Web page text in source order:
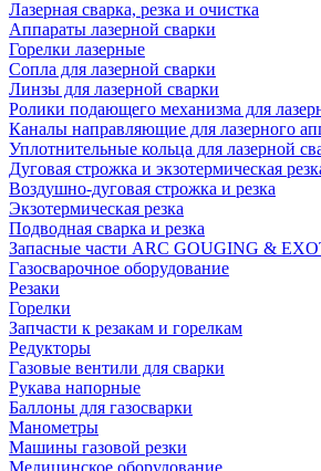
Лазерная сварка, резка и очистка
Аппараты лазерной сварки
Горелки лазерные
Сопла для лазерной сварки
Линзы для лазерной сварки
Ролики подающего механизма для
Каналы направляющие для лазерного
Уплотнительные кольца для лазерной
Дуговая строжка и экзотермическая
Воздушно-дуговая строжка и резка
Экзотермическая резка
Подводная сварка и резка
Запасные части ARC GOUGING &
Газосварочное оборудование
Резаки
Горелки
Запчасти к резакам и горелкам
Редукторы
Газовые вентили для сварки
Рукава напорные
Баллоны для газосварки
Манометры
Машины газовой резки
Медицинское оборудование